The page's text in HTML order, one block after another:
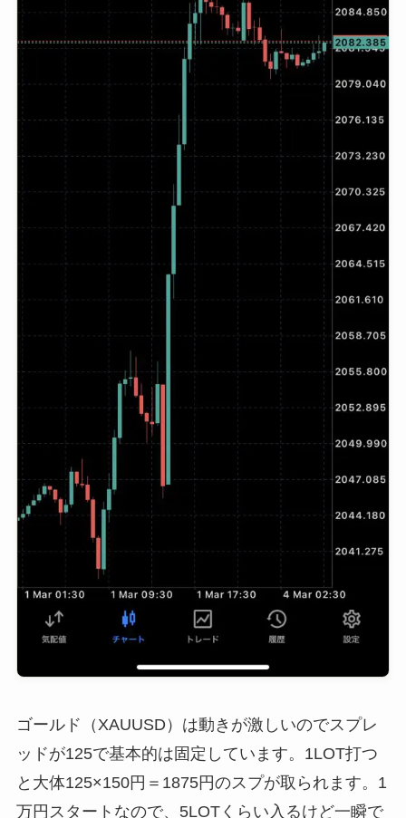
ゴールド（XAUUSD）は動きが激しいのでスプレ
ッドが125で基本的は固定しています。1LOT打つ
と大体125×150円＝1875円のスプが取られます。1
万円スタートなので、5LOTくらい入るけど一瞬で